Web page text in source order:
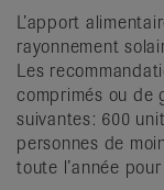
L’apport
rayonnement
Les
comprimés ou de
suivantes: 600
personnes de
toute l’année